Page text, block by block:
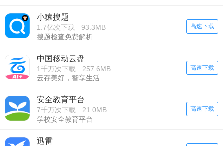
小猿搜题
1.7亿次下载
93.3MB
搜题检查免费解析
高速下载
中国移动云盘
1千万次下载
257.6MB
云存美好，智享生活
高速下载
安全教育平台
7千万次下载
21.0MB
学校安全教育平台
高速下载
迅雷